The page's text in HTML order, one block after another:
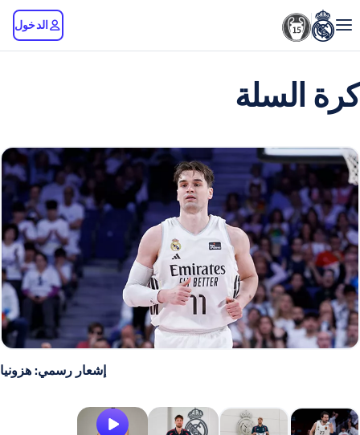
الدخول
كرة السلة
إشعار رسمي: هزونيا